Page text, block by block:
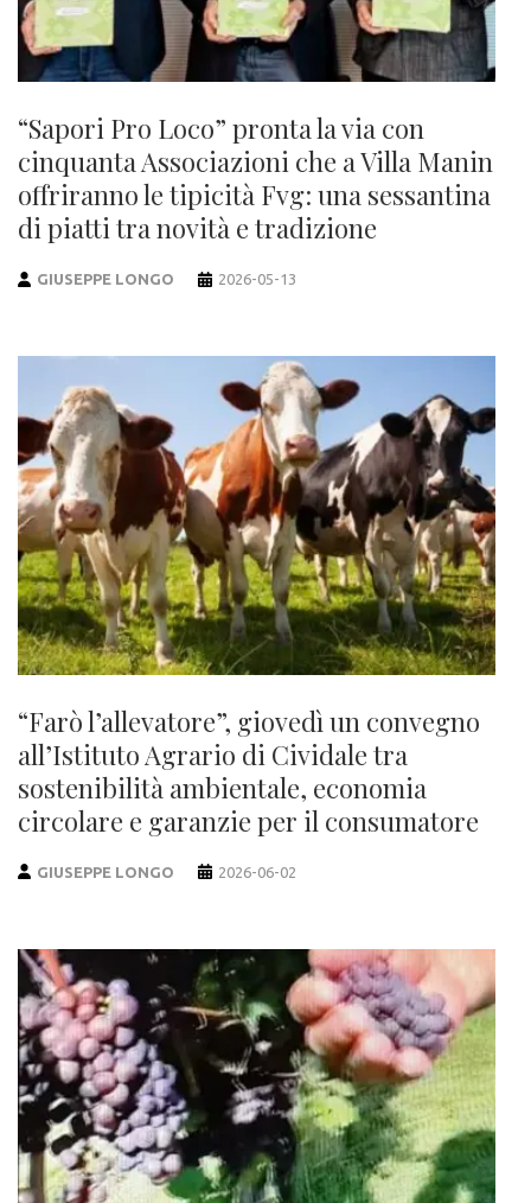
“Sapori Pro Loco” pronta la via con
cinquanta Associazioni che a Villa Manin
offriranno le tipicità Fvg: una sessantina
di piatti tra novità e tradizione
GIUSEPPE LONGO 2026-05-13
“Farò l’allevatore”, giovedì un convegno
all’Istituto Agrario di Cividale tra
sostenibilità ambientale, economia
circolare e garanzie per il consumatore
GIUSEPPE LONGO 2026-06-02